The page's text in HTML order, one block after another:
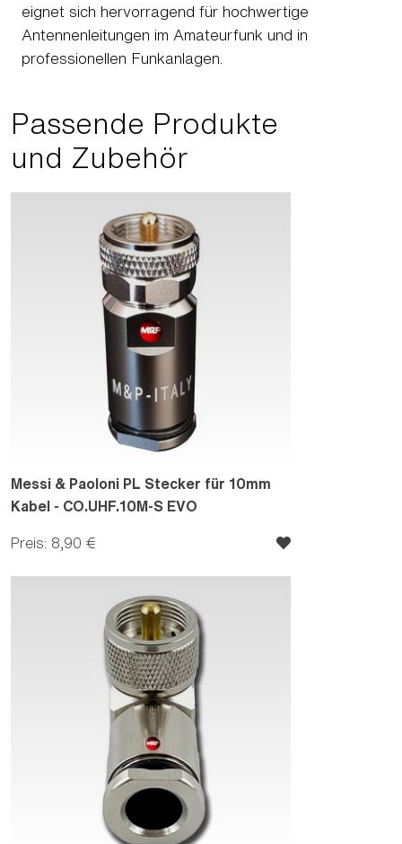
eignet sich hervorragend für hochwertige
Antennenleitungen im Amateurfunk und in
professionellen Funkanlagen.
Passende Produkte
und Zubehör
Messi & Paoloni PL Stecker für 10mm
Kabel - CO.UHF.10M-S EVO
Preis: 8,90 €